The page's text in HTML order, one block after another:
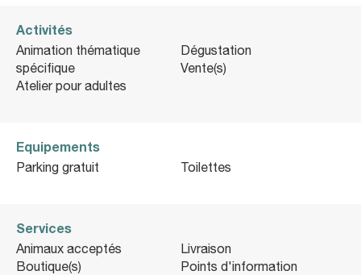
Activités
Animation thématique
spécifique
Atelier pour adultes
Dégustation
Vente(s)
Equipements
Parking gratuit Toilettes
Services
Animaux acceptés
Boutique(s)
Livraison
Points d'information